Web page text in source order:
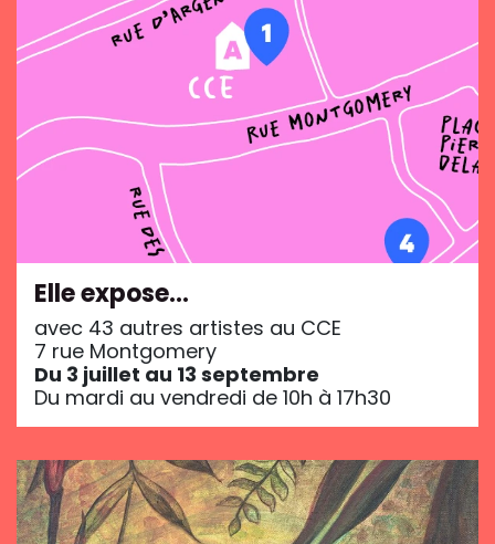
Elle expose…
avec 43 autres artistes au CCE
7 rue Montgomery
Du 3 juillet au 13 septembre
Du mardi au vendredi de 10h à 17h30